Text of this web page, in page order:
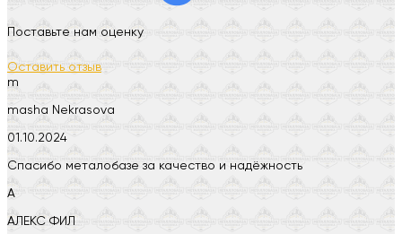
Поставьте нам оценку
Оставить отзыв
m
masha Nekrasova
01.10.2024
Спасибо металобазе за качество и надёжность
А
АЛЕКС ФИЛ